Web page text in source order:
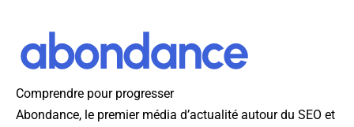
Comprendre pour progresser
Abondance, le premier média d’actualité autour du SEO et